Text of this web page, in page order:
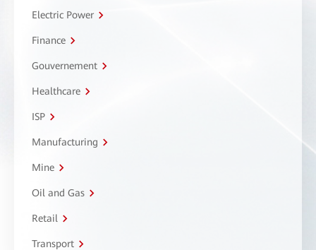
Electric Power
Finance
Gouvernement
Healthcare
ISP
Manufacturing
Mine
Oil and Gas
Retail
Transport